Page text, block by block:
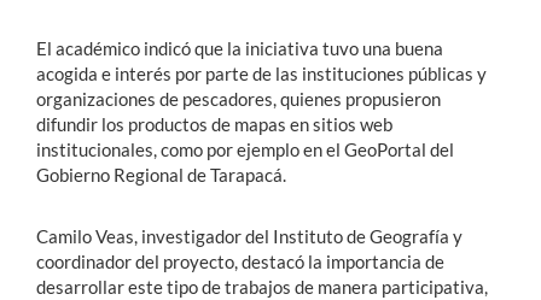
El académico indicó que la iniciativa tuvo una buena
acogida e interés por parte de las instituciones públicas y
organizaciones de pescadores, quienes propusieron
difundir los productos de mapas en sitios web
institucionales, como por ejemplo en el GeoPortal del
Gobierno Regional de Tarapacá.
Camilo Veas, investigador del Instituto de Geografía y
coordinador del proyecto, destacó la importancia de
desarrollar este tipo de trabajos de manera participativa,